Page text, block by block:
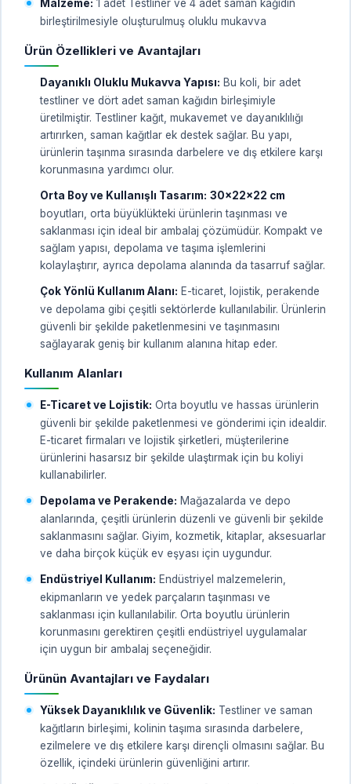
Malzeme: 1 adet Testliner ve 4 adet saman kağıdın
birleştirilmesiyle oluşturulmuş oluklu mukavva
Ürün Özellikleri ve Avantajları
Dayanıklı Oluklu Mukavva Yapısı: Bu koli, bir adet
testliner ve dört adet saman kağıdın birleşimiyle
üretilmiştir. Testliner kağıt, mukavemet ve dayanıklılığı
artırırken, saman kağıtlar ek destek sağlar. Bu yapı,
ürünlerin taşınma sırasında darbelere ve dış etkilere karşı
korunmasına yardımcı olur.
Orta Boy ve Kullanışlı Tasarım: 30x22x22 cm
boyutları, orta büyüklükteki ürünlerin taşınması ve
saklanması için ideal bir ambalaj çözümüdür. Kompakt ve
sağlam yapısı, depolama ve taşıma işlemlerini
kolaylaştırır, ayrıca depolama alanında da tasarruf sağlar.
Çok Yönlü Kullanım Alanı: E-ticaret, lojistik, perakende
ve depolama gibi çeşitli sektörlerde kullanılabilir. Ürünlerin
güvenli bir şekilde paketlenmesini ve taşınmasını
sağlayarak geniş bir kullanım alanına hitap eder.
Kullanım Alanları
E-Ticaret ve Lojistik: Orta boyutlu ve hassas ürünlerin
güvenli bir şekilde paketlenmesi ve gönderimi için idealdir.
E-ticaret firmaları ve lojistik şirketleri, müşterilerine
ürünlerini hasarsız bir şekilde ulaştırmak için bu koliyi
kullanabilirler.
Depolama ve Perakende: Mağazalarda ve depo
alanlarında, çeşitli ürünlerin düzenli ve güvenli bir şekilde
saklanmasını sağlar. Giyim, kozmetik, kitaplar, aksesuarlar
ve daha birçok küçük ev eşyası için uygundur.
Endüstriyel Kullanım: Endüstriyel malzemelerin,
ekipmanların ve yedek parçaların taşınması ve
saklanması için kullanılabilir. Orta boyutlu ürünlerin
korunmasını gerektiren çeşitli endüstriyel uygulamalar
için uygun bir ambalaj seçeneğidir.
Ürünün Avantajları ve Faydaları
Yüksek Dayanıklılık ve Güvenlik: Testliner ve saman
kağıtların birleşimi, kolinin taşıma sırasında darbelere,
ezilmelere ve dış etkilere karşı dirençli olmasını sağlar. Bu
özellik, içindeki ürünlerin güvenliğini artırır.